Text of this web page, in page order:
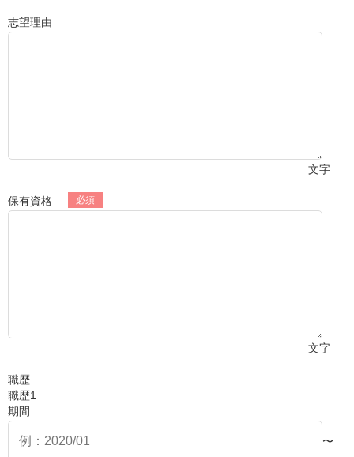
志望理由
文字
保有資格
文字
職歴
職歴1
期間
〜